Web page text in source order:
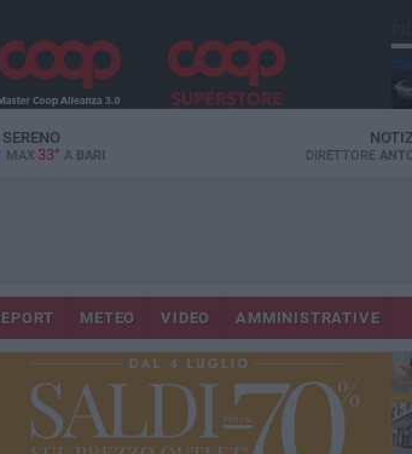
MAX 33° A BARI DIRETTORE
METEO VIDEO AMMINISTRATIVE